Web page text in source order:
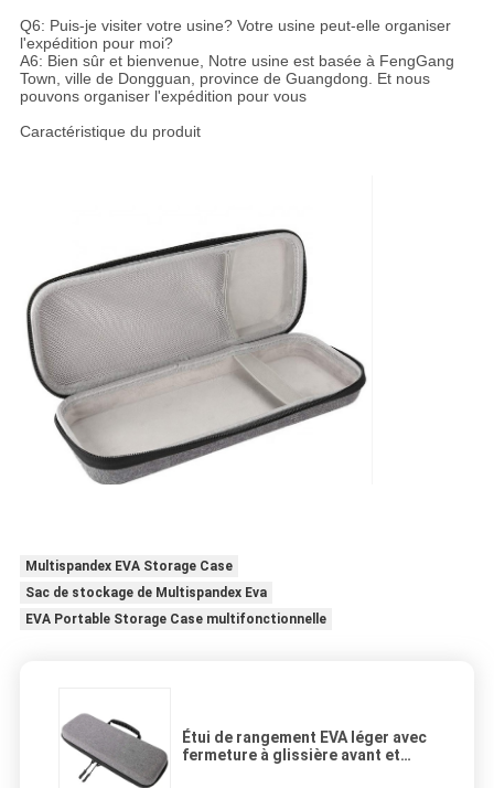
Q6: Puis-je visiter votre usine? Votre usine peut-elle organiser
l'expédition pour moi?
A6: Bien sûr et bienvenue, Notre usine est basée à FengGang
Town, ville de Dongguan, province de Guangdong. Et nous
pouvons organiser l'expédition pour vous
Caractéristique du produit
Multispandex EVA Storage Case
Sac de stockage de Multispandex Eva
EVA Portable Storage Case multifonctionnelle
Étui de rangement EVA léger avec
fermeture à glissière avant et